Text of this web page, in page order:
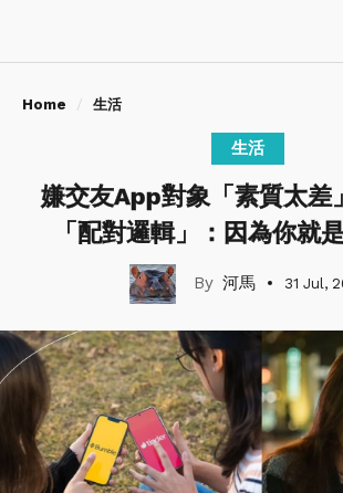
Home 生活
生活
嫌交友App對象「素質太差
「配對邏輯」：因為你就
河馬 31 Jul,